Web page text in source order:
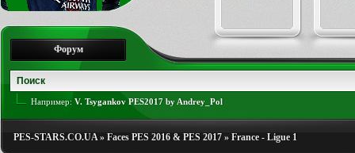
Форум
Например: V. Tsygankov PES2017 by Andrey_Pol
PES-STARS.CO.UA» Faces PES 2016 & PES 2017 » France - Ligue 1